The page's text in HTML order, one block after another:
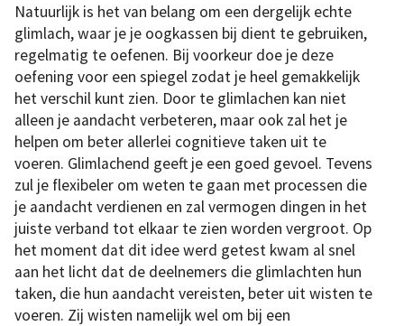
Natuurlijk is het van belang om een dergelijk echte
glimlach, waar je je oogkassen bij dient te gebruiken,
regelmatig te oefenen. Bij voorkeur doe je deze
oefening voor een spiegel zodat je heel gemakkelijk
het verschil kunt zien. Door te glimlachen kan niet
alleen je aandacht verbeteren, maar ook zal het je
helpen om beter allerlei cognitieve taken uit te
voeren. Glimlachend geeft je een goed gevoel. Tevens
zul je flexibeler om weten te gaan met processen die
je aandacht verdienen en zal vermogen dingen in het
juiste verband tot elkaar te zien worden vergroot. Op
het moment dat dit idee werd getest kwam al snel
aan het licht dat de deelnemers die glimlachten hun
taken, die hun aandacht vereisten, beter uit wisten te
voeren. Zij wisten namelijk wel om bij een